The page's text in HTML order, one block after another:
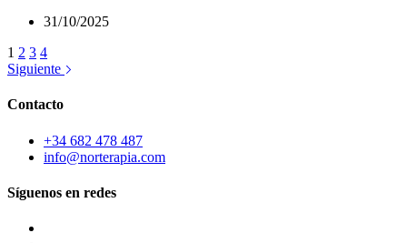
31/10/2025
1 2 3 4
Siguiente
Contacto
+34 682 478 487
info@norterapia.com
Síguenos en redes